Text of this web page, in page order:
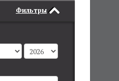
Фильтры